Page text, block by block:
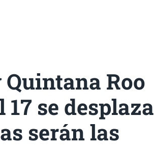
Roo
se desplaza
serán las